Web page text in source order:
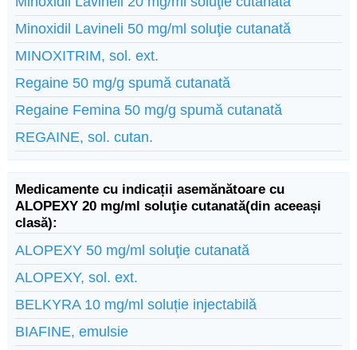
Minoxidil Lavineli 50 mg/ml soluţie cutanată
MINOXITRIM, sol. ext.
Regaine 50 mg/g spumă cutanată
Regaine Femina 50 mg/g spumă cutanată
REGAINE, sol. cutan.
Medicamente cu indicații asemănătoare cu
ALOPEXY 20 mg/ml soluţie cutanată(din aceeași
clasă):
ALOPEXY 50 mg/ml soluţie cutanată
ALOPEXY, sol. ext.
BELKYRA 10 mg/ml soluție injectabilă
BIAFINE, emulsie